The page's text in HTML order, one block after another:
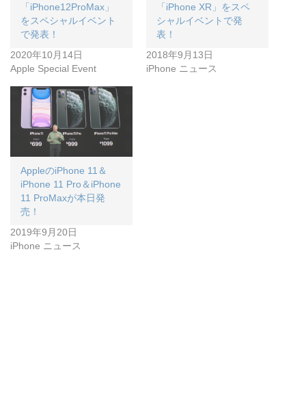
「iPhone12ProMax」
をスペシャルイベント
で発表！
2020年10月14日
Apple Special Event
「iPhone XR」をスペ
シャルイベントで発
表！
2018年9月13日
iPhone ニュース
AppleのiPhone 11＆
iPhone 11 Pro＆iPhone
11 ProMaxが本日発
売！
2019年9月20日
iPhone ニュース